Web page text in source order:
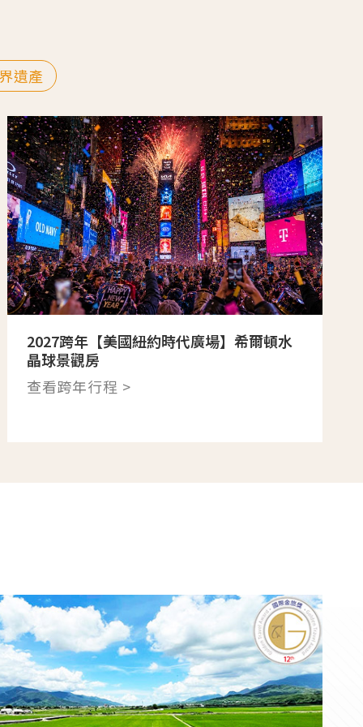
遺產
2027跨年【美國紐約時代廣場】希爾頓水
晶球景觀房
查看跨年行程 >